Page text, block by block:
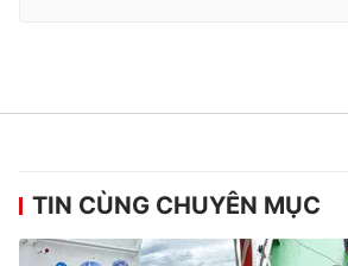
TIN CÙNG CHUYÊN MỤC